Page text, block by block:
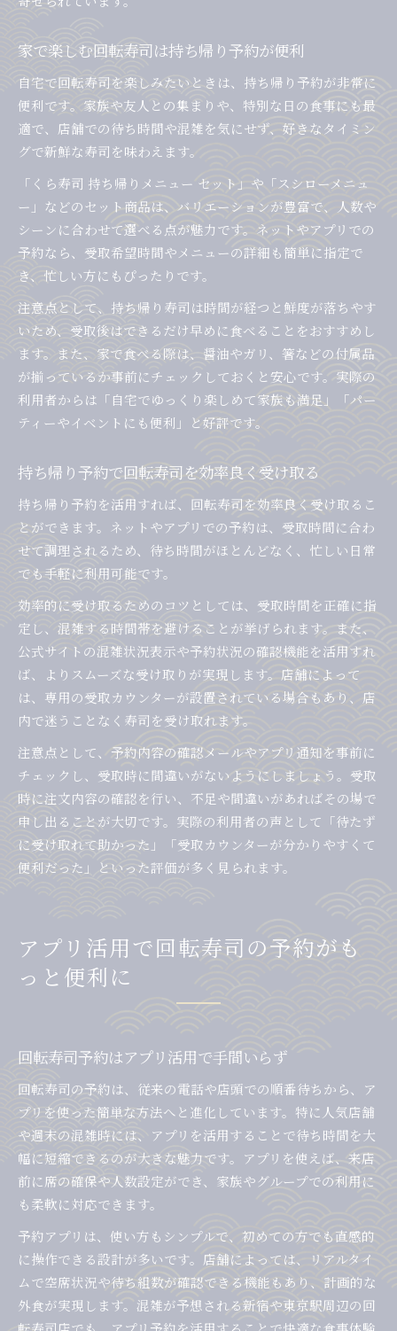
家で楽しむ回転寿司は持ち帰り予約が便利
自宅で回転寿司を楽しみたいときは、持ち帰り予約が非常に
便利です。家族や友人との集まりや、特別な日の食事にも最
適で、店舗での待ち時間や混雑を気にせず、好きなタイミン
グで新鮮な寿司を味わえます。
「くら寿司 持ち帰りメニュー セット」や「スシローメニュ
ー」などのセット商品は、バリエーションが豊富で、人数や
シーンに合わせて選べる点が魅力です。ネットやアプリでの
予約なら、受取希望時間やメニューの詳細も簡単に指定で
き、忙しい方にもぴったりです。
注意点として、持ち帰り寿司は時間が経つと鮮度が落ちやす
いため、受取後はできるだけ早めに食べることをおすすめし
ます。また、家で食べる際は、醤油やガリ、箸などの付属品
が揃っているか事前にチェックしておくと安心です。実際の
利用者からは「自宅でゆっくり楽しめて家族も満足」「パー
ティーやイベントにも便利」と好評です。
持ち帰り予約で回転寿司を効率良く受け取る
持ち帰り予約を活用すれば、回転寿司を効率良く受け取るこ
とができます。ネットやアプリでの予約は、受取時間に合わ
せて調理されるため、待ち時間がほとんどなく、忙しい日常
でも手軽に利用可能です。
効率的に受け取るためのコツとしては、受取時間を正確に指
定し、混雑する時間帯を避けることが挙げられます。また、
公式サイトの混雑状況表示や予約状況の確認機能を活用すれ
ば、よりスムーズな受け取りが実現します。店舗によって
は、専用の受取カウンターが設置されている場合もあり、店
内で迷うことなく寿司を受け取れます。
注意点として、予約内容の確認メールやアプリ通知を事前に
チェックし、受取時に間違いがないようにしましょう。受取
時に注文内容の確認を行い、不足や間違いがあればその場で
申し出ることが大切です。実際の利用者の声として「待たず
に受け取れて助かった」「受取カウンターが分かりやすくて
便利だった」といった評価が多く見られます。
アプリ活用で回転寿司の予約がも
っと便利に
回転寿司予約はアプリ活用で手間いらず
回転寿司の予約は、従来の電話や店頭での順番待ちから、ア
プリを使った簡単な方法へと進化しています。特に人気店舗
や週末の混雑時には、アプリを活用することで待ち時間を大
幅に短縮できるのが大きな魅力です。アプリを使えば、来店
前に席の確保や人数設定ができ、家族やグループでの利用に
も柔軟に対応できます。
予約アプリは、使い方もシンプルで、初めての方でも直感的
に操作できる設計が多いです。店舗によっては、リアルタイ
ムで空席状況や待ち組数が確認できる機能もあり、計画的な
外食が実現します。混雑が予想される新宿や東京駅周辺の回